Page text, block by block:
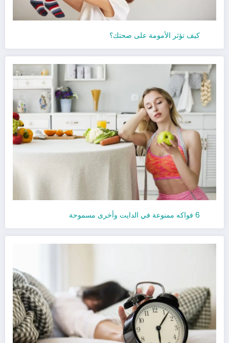
كيف تؤثر الأمومة على صحتك؟
6 فواكه ممنوعة في الدايت وأخرى مسموحة